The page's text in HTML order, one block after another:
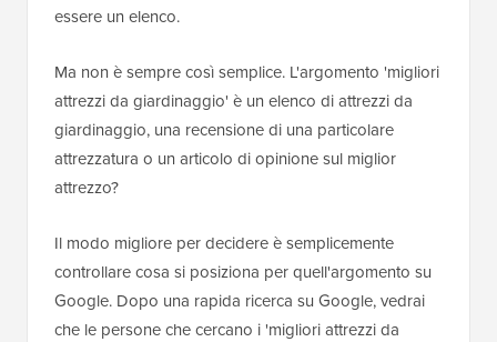
essere un elenco.
Ma non è sempre così semplice. L'argomento 'migliori
attrezzi da giardinaggio' è un elenco di attrezzi da
giardinaggio, una recensione di una particolare
attrezzatura o un articolo di opinione sul miglior
attrezzo?
Il modo migliore per decidere è semplicemente
controllare cosa si posiziona per quell'argomento su
Google. Dopo una rapida ricerca su Google, vedrai
che le persone che cercano i 'migliori attrezzi da